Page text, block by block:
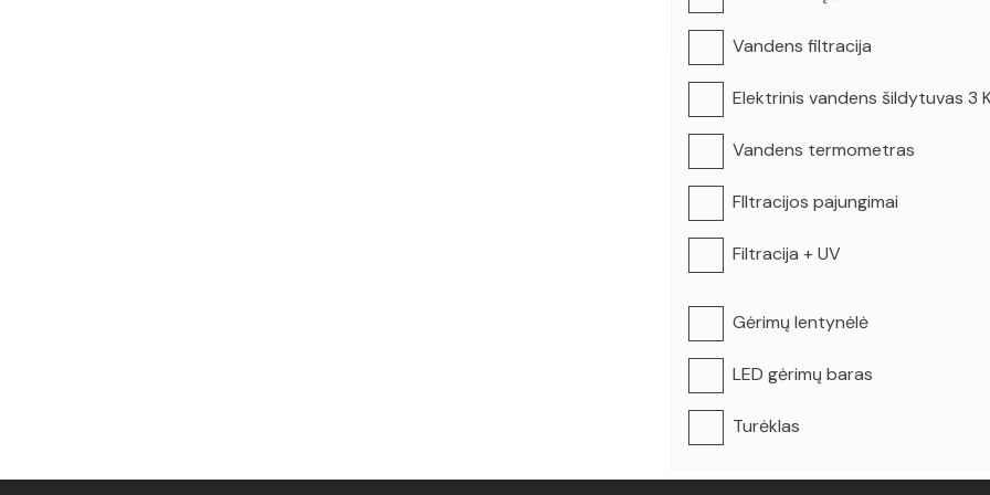
Vandens filtracija
Elektrinis vandens šildytuvas 3
Vandens termometras
FIltracijos pajungimai
Filtracija + UV
Gėrimų lentynėlė
LED gėrimų baras
Turėklas